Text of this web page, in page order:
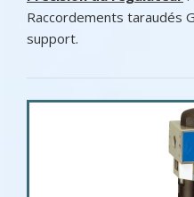
Raccordements taraudés
support.